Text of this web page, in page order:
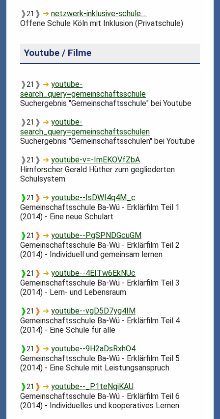
❱21 ❱ ➜netzwerk-inklusive-schule....
Offene Schule Köln mit Inklusion (Privatschule)
Youtube / Filme
❱21 ❱ ➜youtube-
search_query=gemeinschaftsschule
Suchergebnis "Gemeinschaftsschule" bei Youtube
❱21 ❱ ➜youtube-
search_query=gemeinschaftsschulen
Suchergebnis "Gemeinschaftsschulen" bei Youtube
❱21 ❱ ➜youtube-v=-ImEKOVfZbA
Hirnforscher Gerald Hüther zum gegliederten
Schulsystem
❱21 ❱ ➜youtube--IsDWI4q4M_c
Gemeinschaftsschule Ba-Wü - Erklärfilm Teil 1
(2014) - Eine neue Schulart
❱21 ❱ ➜youtube--PgSPNDGcuGM
Gemeinschaftsschule Ba-Wü - Erklärfilm Teil 2
(2014) - Individuell und gemeinsam lernen
❱21 ❱ ➜youtube--4EITw6EkNUc
Gemeinschaftsschule Ba-Wü - Erklärfilm Teil 3
(2014) - Lern- und Lebensraum
❱21 ❱ ➜youtube--vgD5D7yg4IM
Gemeinschaftsschule Ba-Wü - Erklärfilm Teil 4
(2014) - Eine Schule für alle
❱21 ❱ ➜youtube--9H2aDsRxhO4
Gemeinschaftsschule Ba-Wü - Erklärfilm Teil 5
(2014) - Eine Schule mit Leistungsanspruch
❱21 ❱ ➜youtube--_P1teNqiKAU
Gemeinschaftsschule Ba-Wü - Erklärfilm Teil 6
(2014) - Individuelles und kooperatives Lernen